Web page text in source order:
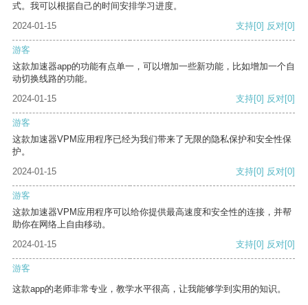
式。我可以根据自己的时间安排学习进度。
2024-01-15
支持[0] 反对[0]
游客
这款加速器app的功能有点单一，可以增加一些新功能，比如增加一个自
动切换线路的功能。
2024-01-15
支持[0] 反对[0]
游客
这款加速器VPM应用程序已经为我们带来了无限的隐私保护和安全性保
护。
2024-01-15
支持[0] 反对[0]
游客
这款加速器VPM应用程序可以给你提供最高速度和安全性的连接，并帮
助你在网络上自由移动。
2024-01-15
支持[0] 反对[0]
游客
这款app的老师非常专业，教学水平很高，让我能够学到实用的知识。